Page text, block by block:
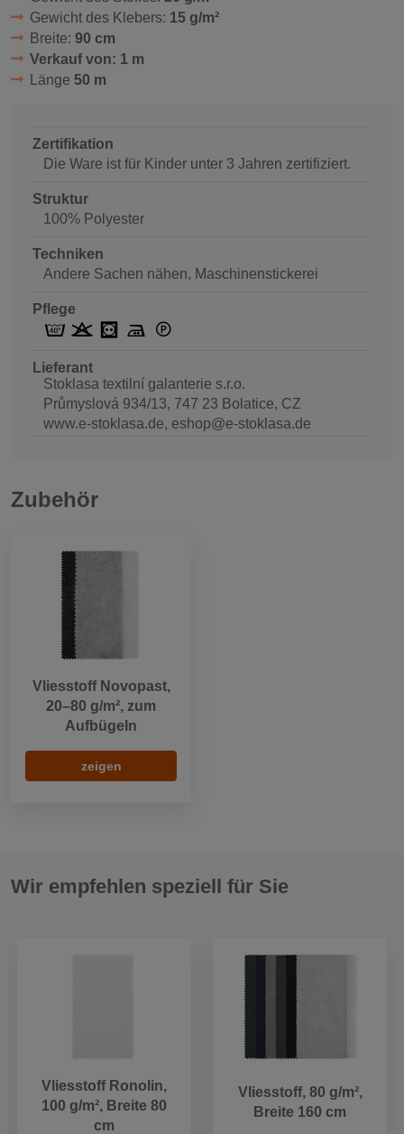
Gewicht des Klebers: 15 g/m²
Breite: 90 cm
Verkauf von: 1 m
Länge 50 m
Zertifikation
Die Ware ist für Kinder unter 3 Jahren zertifiziert.
Struktur
100% Polyester
Techniken
Andere Sachen nähen, Maschinenstickerei
Pflege
Lieferant
Stoklasa textilní galanterie s.r.o.
Průmyslová 934/13, 747 23 Bolatice, CZ
www.e-stoklasa.de, eshop@e-stoklasa.de
Zubehör
Vliesstoff Novopast,
20–80 g/m², zum
Aufbügeln
zeigen
Wir empfehlen speziell für Sie
Vliesstoff Ronolin,
100 g/m², Breite 80
cm
Vliesstoff, 80 g/m²,
Breite 160 cm